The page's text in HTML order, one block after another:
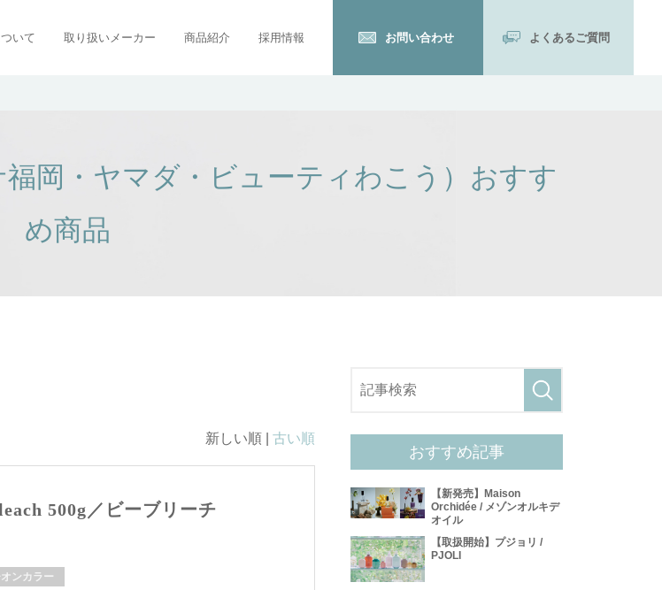
いて 取り扱いメーカー 商品紹介 採用情報 お問い合わせ よくあるご質問
岡・ヤマダ・ビューティわこう）おすす
め商品
新しい順 | 古い順
500g／ビーブリーチ
ンカラー
おすすめ記事
【新発売】Maison
Orchidée / メゾンオルキデ
オイル
【取扱開始】プジョリ /
PJOLI